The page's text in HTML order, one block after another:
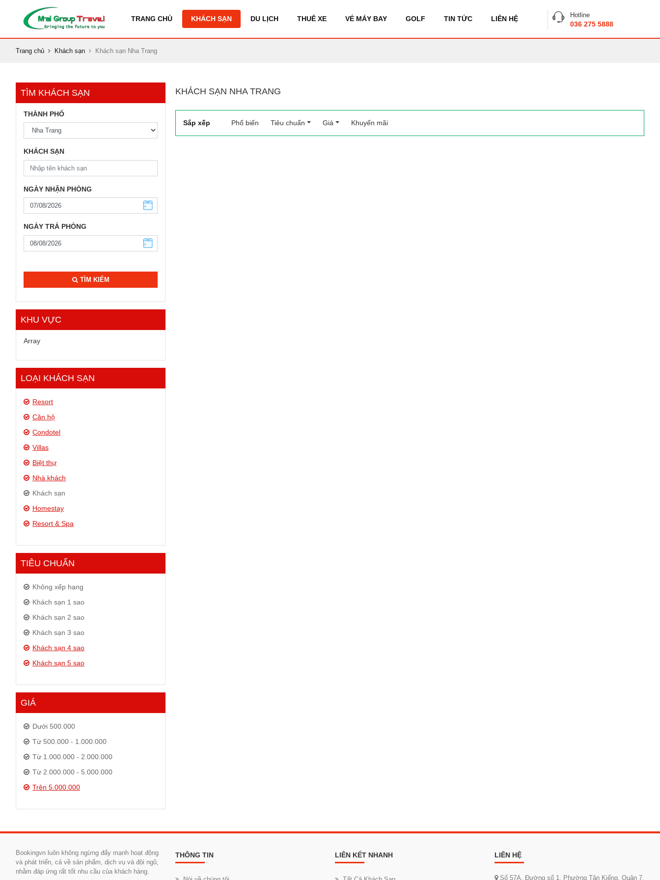
TRANG CHỦ KHÁCH SẠN DU LỊCH THUÊ XE VÉ MÁY BAY GOLF TIN TỨC LIÊN HỆ Hotline
036 275 5888
Trang chủ Khách sạn Khách sạn Nha Trang
KHÁCH SẠN NHA TRANG
Sắp xếp Phổ biến (current)
Tiêu chuẩn Giá Khuyến mãi
TÌM KHÁCH SẠN
THÀNH PHỐ
KHÁCH SẠN
NGÀY NHẬN PHÒNG
NGÀY TRẢ PHÒNG
TÌM KIẾM
KHU VỰC
Array
LOẠI KHÁCH SẠN
Resort
Căn hộ
Condotel
Villas
Biệt thự
Nhà khách
Khách sạn
Homestay
Resort & Spa
TIÊU CHUẨN
Không xếp hạng
Khách sạn 1 sao
Khách sạn 2 sao
Khách sạn 3 sao
Khách sạn 4 sao
Khách sạn 5 sao
GIÁ
Dưới 500.000
Từ 500.000 - 1.000.000
Từ 1.000.000 - 2.000.000
Từ 2.000.000 - 5.000.000
Trên 5.000.000
Bookingvn luôn không ngừng đẩy mạnh hoạt động
và phát triển, cả về sản phẩm, dịch vụ và đội ngũ,
nhằm đáp ứng rất tốt nhu cầu của khách hàng.
THÔNG TIN LIÊN KẾT NHANH LIÊN HỆ
Số 57A, Đường số 1, Phường Tân Kiểng, Quận 7,